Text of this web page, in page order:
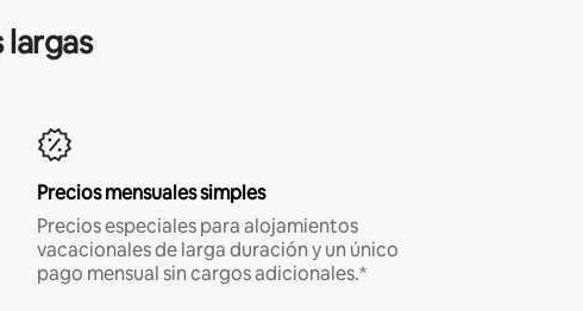
largas
Precios mensuales simples
Precios especiales para alojamientos
vacacionales de larga duración y un único
pago mensual sin cargos adicionales.*